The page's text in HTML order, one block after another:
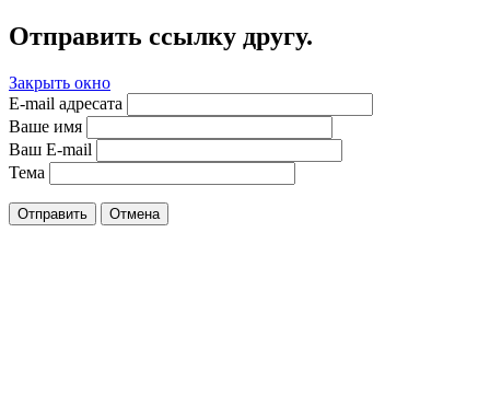
Отправить ссылку другу.
Закрыть окно
E-mail адресата
Ваше имя
Ваш E-mail
Тема
Отправить Отмена